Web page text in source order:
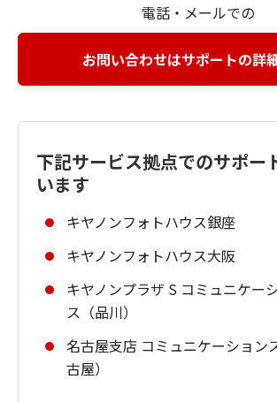
電話・メールでの
お問い合わせはサポートの詳
下記サービス拠点でのサポー
います
キヤノンフォトハウス銀座
キヤノンフォトハウス大阪
キヤノンプラザ S コミュニケー
ス（品川）
名古屋支店 コミュニケーション
古屋）